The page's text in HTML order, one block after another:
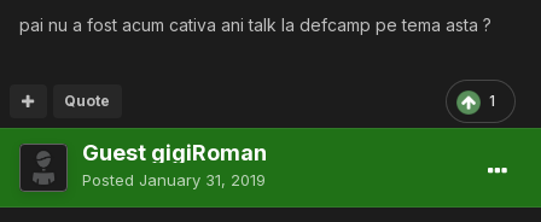
pai nu a fost acum cativa ani talk la defcamp pe tema asta ?
1
Quote
Guest gigiRoman
Posted January 31, 2019